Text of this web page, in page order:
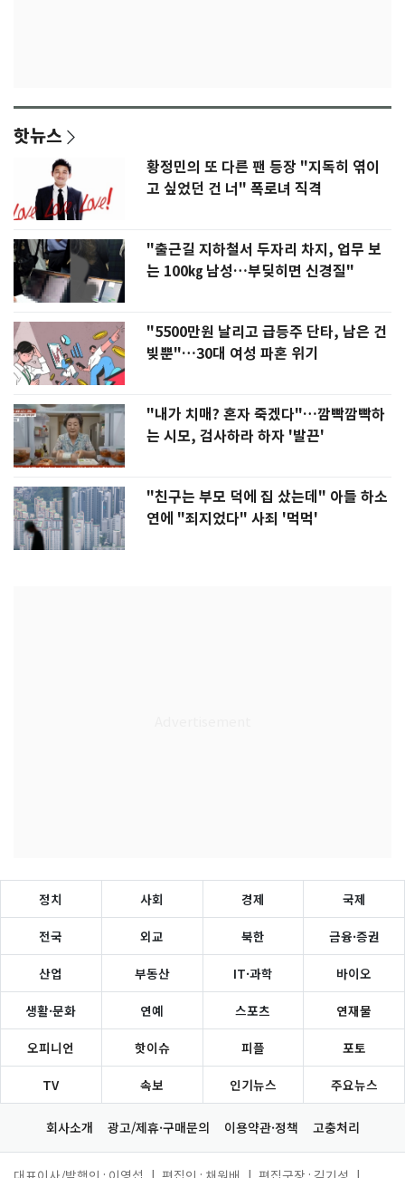
핫뉴스
황정민의 또 다른 팬 등장 "지독히 엮이
고 싶었던 건 너" 폭로녀 직격
"출근길 지하철서 두자리 차지, 업무 보
는 100㎏ 남성…부딪히면 신경질"
"5500만원 날리고 급등주 단타, 남은 건
빚뿐"…30대 여성 파혼 위기
"내가 치매? 혼자 죽겠다"…깜빡깜빡하
는 시모, 검사하라 하자 '발끈'
"친구는 부모 덕에 집 샀는데" 아들 하소
연에 "죄지었다" 사죄 '먹먹'
정치 사회 경제 국제
전국 외교 북한 금융·증권
산업 부동산 IT·과학 바이오
생활·문화 연예 스포츠 연재물
오피니언 핫이슈 피플 포토
TV 속보 인기뉴스 주요뉴스
회사소개 광고/제휴·구매문의 이용약관·정책 고충처리